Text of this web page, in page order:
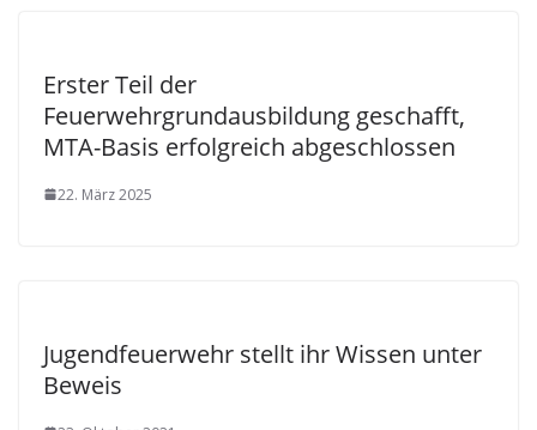
Erster Teil der
Feuerwehrgrundausbildung geschafft,
MTA-Basis erfolgreich abgeschlossen
22. März 2025
Jugendfeuerwehr stellt ihr Wissen unter
Beweis